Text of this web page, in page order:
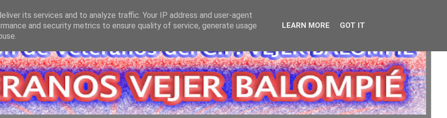
its services and to analyze traffic. Your IP address and user-agent
and security metrics to ensure quality of service, generate usage
LEARN MORE GOT IT